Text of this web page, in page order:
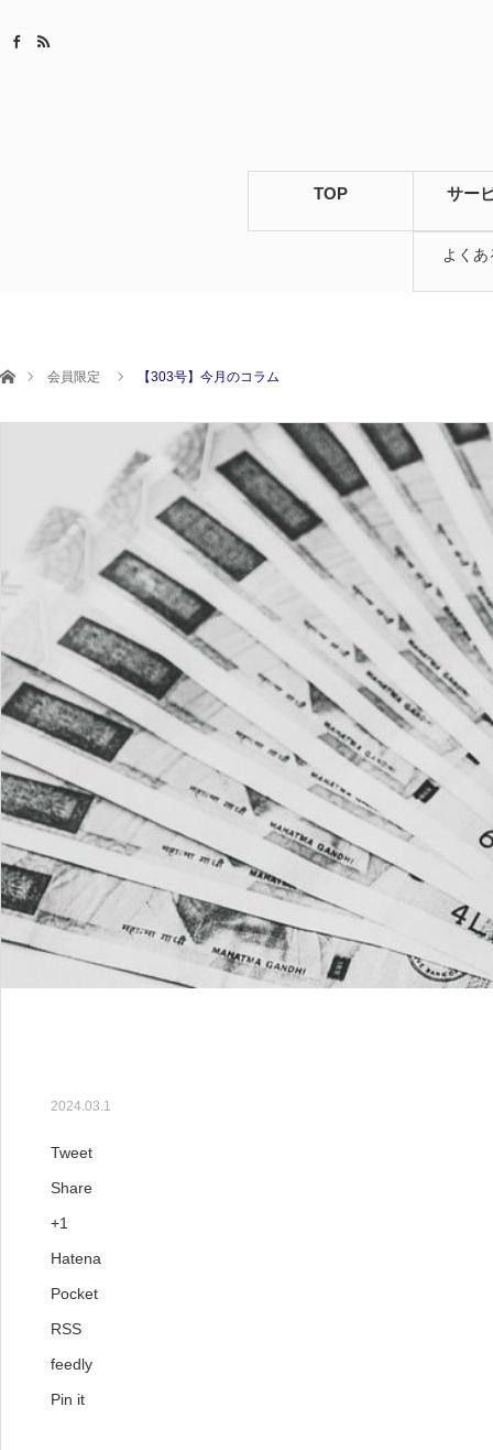
TOP サー
よく
ホーム会員限定 【303号】今月のコラム
2024.03.1
Tweet
Share
+1
Hatena
Pocket
RSS
feedly
Pin it